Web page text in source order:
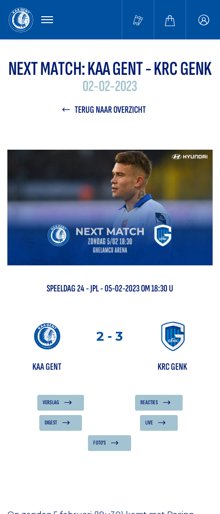
MENU
NEXT MATCH: KAA GENT - KRC GENK
02-02-2023
TERUG NAAR OVERZICHT
SPEELDAG24-JPL- 05-02-2023 OM 18:30 U
2 - 3
KAA GENT KRC GENK
VERSLAG REACTIES
DIGEST LIVE
FOTO'S